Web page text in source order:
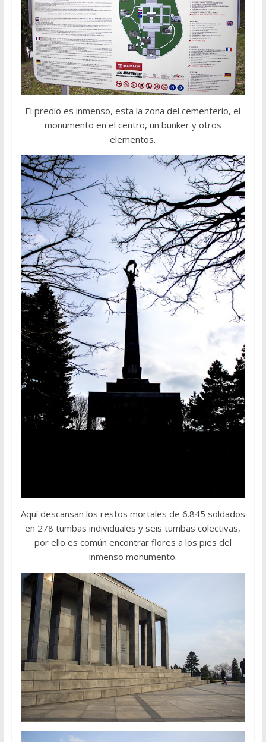
El predio es inmenso, esta la zona del cementerio, el
monumento en el centro, un bunker y otros
elementos.
Aquí descansan los restos mortales de 6.845 soldados
en 278 tumbas individuales y seis tumbas colectivas,
por ello es común encontrar flores a los pies del
inmenso monumento.